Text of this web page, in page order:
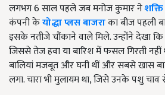
लगभग 6 साल पहले जब मनोज कुमार ने
कंपनी केयोद्धा प्लस बाजराका बीज पहली
इसके नतीजे चौंकाने वाले मिले. उन्होंने देखा कि
जिससे तेज हवा या बारिश में फसल गिरती नहीं
बालियां मजबूत और घनी थीं और सबसे खास
लगा. चारा भी मुलायम था, जिसे उनके पशु चाव